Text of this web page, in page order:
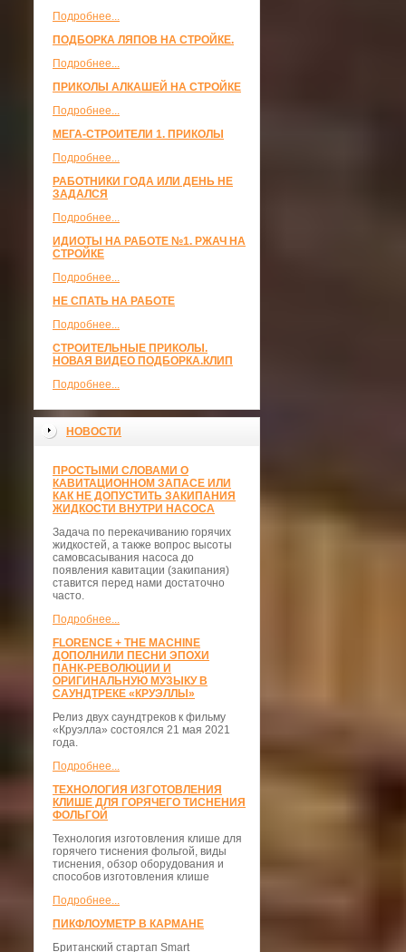
Подробнее...
ПОДБОРКА ЛЯПОВ НА СТРОЙКЕ.
Подробнее...
ПРИКОЛЫ АЛКАШЕЙ НА СТРОЙКЕ
Подробнее...
МЕГА-СТРОИТЕЛИ 1. ПРИКОЛЫ
Подробнее...
РАБОТНИКИ ГОДА ИЛИ ДЕНЬ НЕ
ЗАДАЛСЯ
Подробнее...
ИДИОТЫ НА РАБОТЕ №1. РЖАЧ НА
СТРОЙКЕ
Подробнее...
НЕ СПАТЬ НА РАБОТЕ
Подробнее...
СТРОИТЕЛЬНЫЕ ПРИКОЛЫ.
НОВАЯ ВИДЕО ПОДБОРКА.КЛИП
Подробнее...
НОВОСТИ
ПРОСТЫМИ СЛОВАМИ О
КАВИТАЦИОННОМ ЗАПАСЕ ИЛИ
КАК НЕ ДОПУСТИТЬ ЗАКИПАНИЯ
ЖИДКОСТИ ВНУТРИ НАСОСА
Задача по перекачиванию горячих
жидкостей, а также вопрос высоты
самовсасывания насоса до
появления кавитации (закипания)
ставится перед нами достаточно
часто.
Подробнее...
FLORENCE + THE MACHINE
ДОПОЛНИЛИ ПЕСНИ ЭПОХИ
ПАНК-РЕВОЛЮЦИИ И
ОРИГИНАЛЬНУЮ МУЗЫКУ В
САУНДТРЕКЕ «КРУЭЛЛЫ»
Релиз двух саундтреков к фильму
«Круэлла» состоялся 21 мая 2021
года.
Подробнее...
ТЕХНОЛОГИЯ ИЗГОТОВЛЕНИЯ
КЛИШЕ ДЛЯ ГОРЯЧЕГО ТИСНЕНИЯ
ФОЛЬГОЙ
Технология изготовления клише для
горячего тиснения фольгой, виды
тиснения, обзор оборудования и
способов изготовления клише
Подробнее...
ПИКФЛОУМЕТР В КАРМАНЕ
Британский стартап Smart